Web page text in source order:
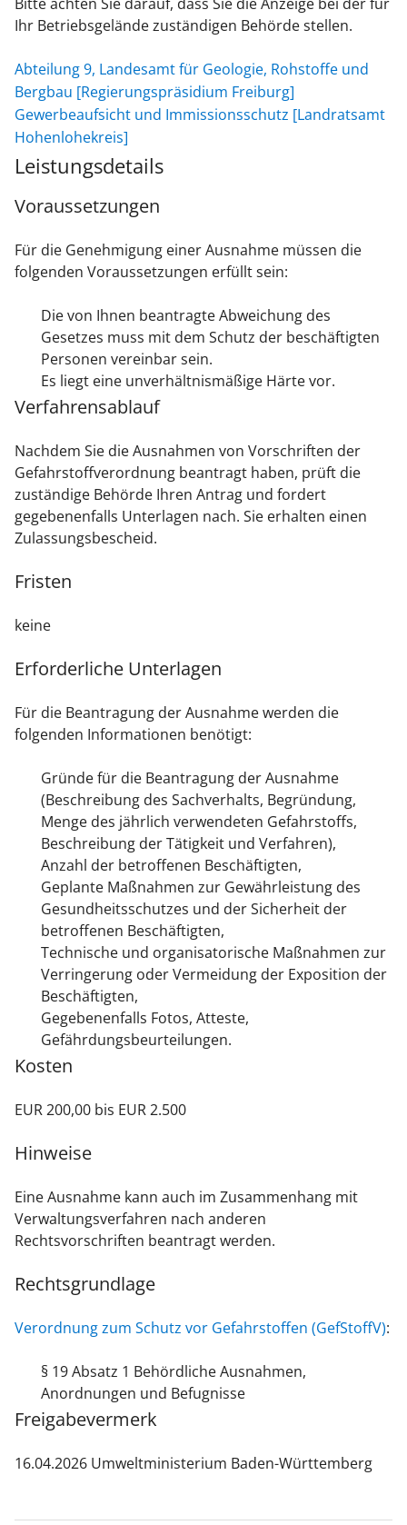
Ihr Betriebsgelände zuständigen Behörde stellen.
Abteilung 9, Landesamt für Geologie, Rohstoffe und
Bergbau [Regierungspräsidium Freiburg]
Gewerbeaufsicht und Immissionsschutz [Landratsamt
Hohenlohekreis]
Leistungsdetails
Voraussetzungen
Für die Genehmigung einer Ausnahme müssen die
folgenden Voraussetzungen erfüllt sein:
Die von Ihnen beantragte Abweichung des
Gesetzes muss mit dem Schutz der beschäftigten
Personen vereinbar sein.
Es liegt eine unverhältnismäßige Härte vor.
Verfahrensablauf
Nachdem Sie die Ausnahmen von Vorschriften der
Gefahrstoffverordnung beantragt haben, prüft die
zuständige Behörde Ihren Antrag und fordert
gegebenenfalls Unterlagen nach. Sie erhalten einen
Zulassungsbescheid.
Fristen
keine
Erforderliche Unterlagen
Für die Beantragung der Ausnahme werden die
folgenden Informationen benötigt:
Gründe für die Beantragung der Ausnahme
(Beschreibung des Sachverhalts, Begründung,
Menge des jährlich verwendeten Gefahrstoffs,
Beschreibung der Tätigkeit und Verfahren),
Anzahl der betroffenen Beschäftigten,
Geplante Maßnahmen zur Gewährleistung des
Gesundheitsschutzes und der Sicherheit der
betroffenen Beschäftigten,
Technische und organisatorische Maßnahmen zur
Verringerung oder Vermeidung der Exposition der
Beschäftigten,
Gegebenenfalls Fotos, Atteste,
Gefährdungsbeurteilungen.
Kosten
EUR 200,00 bis EUR 2.500
Hinweise
Eine Ausnahme kann auch im Zusammenhang mit
Verwaltungsverfahren nach anderen
Rechtsvorschriften beantragt werden.
Rechtsgrundlage
Verordnung zum Schutz vor Gefahrstoffen (GefStoffV):
§ 19 Absatz 1 Behördliche Ausnahmen,
Anordnungen und Befugnisse
Freigabevermerk
16.04.2026 Umweltministerium Baden-Württemberg